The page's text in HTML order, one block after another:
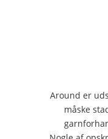
Around er
måske